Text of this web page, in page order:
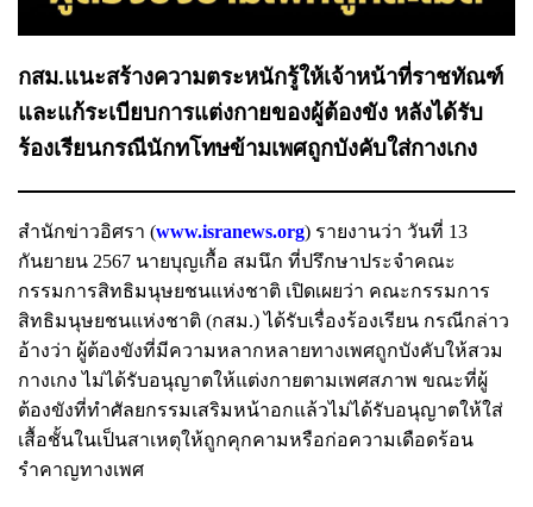
กสม.แนะสร้างความตระหนักรู้ให้เจ้าหน้าที่ราชทัณฑ์
และแก้ระเบียบการแต่งกายของผู้ต้องขัง หลังได้รับ
ร้องเรียนกรณีนักทโทษข้ามเพศถูกบังคับใส่กางเกง
สำนักข่าวอิศรา (www.isranews.org) รายงานว่า วันที่ 13
กันยายน 2567 นายบุญเกื้อ สมนึก ที่ปรึกษาประจำคณะ
กรรมการสิทธิมนุษยชนแห่งชาติ เปิดเผยว่า คณะกรรมการ
สิทธิมนุษยชนแห่งชาติ (กสม.) ได้รับเรื่องร้องเรียน กรณีกล่าว
อ้างว่า ผู้ต้องขังที่มีความหลากหลายทางเพศถูกบังคับให้สวม
กางเกง ไม่ได้รับอนุญาตให้แต่งกายตามเพศสภาพ ขณะที่ผู้
ต้องขังที่ทำศัลยกรรมเสริมหน้าอกแล้วไม่ได้รับอนุญาตให้ใส่
เสื้อชั้นในเป็นสาเหตุให้ถูกคุกคามหรือก่อความเดือดร้อน
รำคาญทางเพศ